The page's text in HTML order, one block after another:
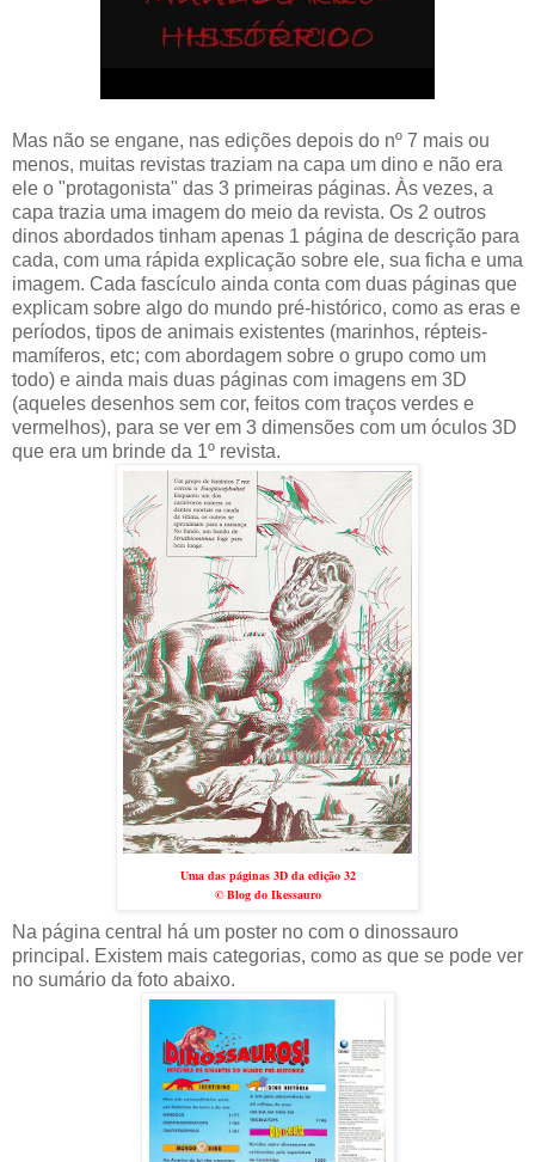
Mas não se engane, nas edições depois do nº 7 mais ou
menos, muitas revistas traziam na capa um dino e não era
ele o "protagonista" das 3 primeiras páginas. Às vezes, a
capa trazia uma imagem do meio da revista. Os 2 outros
dinos abordados tinham apenas 1 página de descrição para
cada, com uma rápida explicação sobre ele, sua ficha e uma
imagem. Cada fascículo ainda conta com duas páginas que
explicam sobre algo do mundo pré-histórico, como as eras e
períodos, tipos de animais existentes (marinhos, répteis-
mamíferos, etc; com abordagem sobre o grupo como um
todo) e ainda mais duas páginas com imagens em 3D
(aqueles desenhos sem cor, feitos com traços verdes e
vermelhos), para se ver em 3 dimensões com um óculos 3D
que era um brinde da 1º revista.
Uma das páginas 3D da edição 32
© Blog do Ikessauro
Na página central há um poster no com o dinossauro
principal. Existem mais categorias, como as que se pode ver
no sumário da foto abaixo.